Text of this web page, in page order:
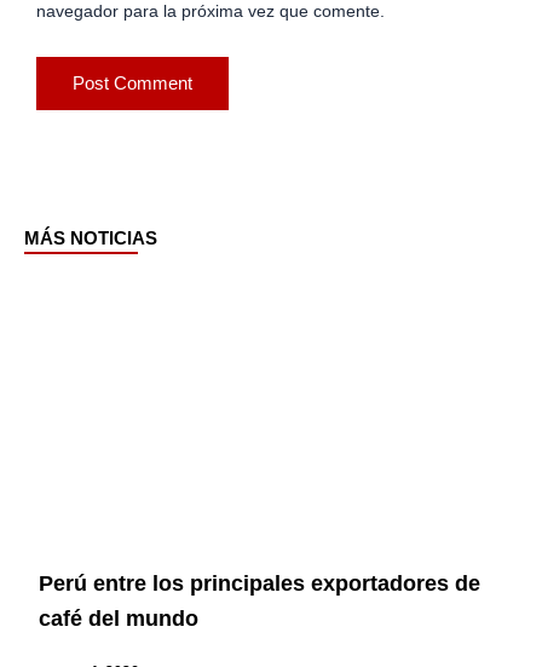
navegador para la próxima vez que comente.
MÁS NOTICIAS
Perú entre los principales exportadores de
café del mundo